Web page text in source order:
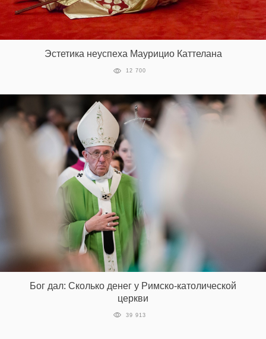
Эстетика неуспеха Маурицио Каттелана
12 700
Бог дал: Сколько денег у Римско-католической
церкви
39 913